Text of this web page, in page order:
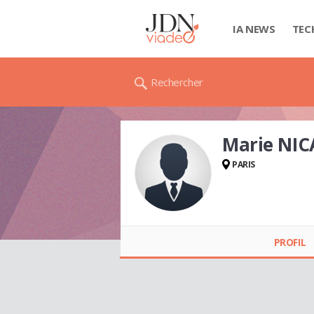
IA NEWS
Rechercher
Marie
PARIS
PROFIL